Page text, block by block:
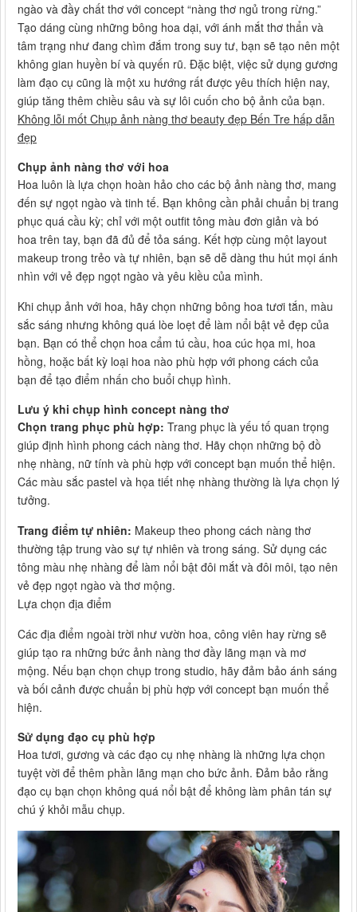
ngào và đầy chất thơ với concept “nàng thơ ngủ trong rừng.”
Tạo dáng cùng những bông hoa dại, với ánh mắt thơ thẩn và
tâm trạng như đang chìm đắm trong suy tư, bạn sẽ tạo nên một
không gian huyền bí và quyến rũ. Đặc biệt, việc sử dụng gương
làm đạo cụ cũng là một xu hướng rất được yêu thích hiện nay,
giúp tăng thêm chiều sâu và sự lôi cuốn cho bộ ảnh của bạn.
Không lỗi mốt Chụp ảnh nàng thơ beauty đẹp Bến Tre hấp dẫn
đẹp
Chụp ảnh nàng thơ với hoa
Hoa luôn là lựa chọn hoàn hảo cho các bộ ảnh nàng thơ, mang
đến sự ngọt ngào và tinh tế. Bạn không cần phải chuẩn bị trang
phục quá cầu kỳ; chỉ với một outfit tông màu đơn giản và bó
hoa trên tay, bạn đã đủ để tỏa sáng. Kết hợp cùng một layout
makeup trong trẻo và tự nhiên, bạn sẽ dễ dàng thu hút mọi ánh
nhìn với vẻ đẹp ngọt ngào và yêu kiều của mình.
Khi chụp ảnh với hoa, hãy chọn những bông hoa tươi tắn, màu
sắc sáng nhưng không quá lòe loẹt để làm nổi bật vẻ đẹp của
bạn. Bạn có thể chọn hoa cẩm tú cầu, hoa cúc họa mi, hoa
hồng, hoặc bất kỳ loại hoa nào phù hợp với phong cách của
bạn để tạo điểm nhấn cho buổi chụp hình.
Lưu ý khi chụp hình concept nàng thơ
Chọn trang phục phù hợp: Trang phục là yếu tố quan trọng
giúp định hình phong cách nàng thơ. Hãy chọn những bộ đồ
nhẹ nhàng, nữ tính và phù hợp với concept bạn muốn thể hiện.
Các màu sắc pastel và họa tiết nhẹ nhàng thường là lựa chọn lý
tưởng.
Trang điểm tự nhiên: Makeup theo phong cách nàng thơ
thường tập trung vào sự tự nhiên và trong sáng. Sử dụng các
tông màu nhẹ nhàng để làm nổi bật đôi mắt và đôi môi, tạo nên
vẻ đẹp ngọt ngào và thơ mộng.
Lựa chọn địa điểm
Các địa điểm ngoài trời như vườn hoa, công viên hay rừng sẽ
giúp tạo ra những bức ảnh nàng thơ đầy lãng mạn và mơ
mộng. Nếu bạn chọn chụp trong studio, hãy đảm bảo ánh sáng
và bối cảnh được chuẩn bị phù hợp với concept bạn muốn thể
hiện.
Sử dụng đạo cụ phù hợp
Hoa tươi, gương và các đạo cụ nhẹ nhàng là những lựa chọn
tuyệt vời để thêm phần lãng mạn cho bức ảnh. Đảm bảo rằng
đạo cụ bạn chọn không quá nổi bật để không làm phân tán sự
chú ý khỏi mẫu chụp.